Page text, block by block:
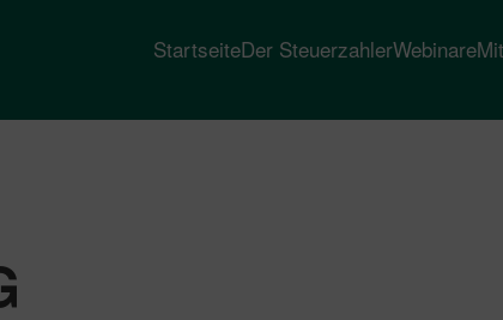
StartseiteDer SteuerzahlerWebinare